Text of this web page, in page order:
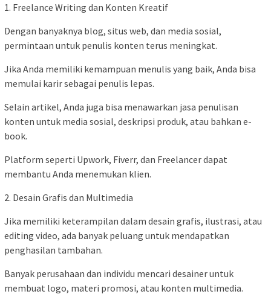
1. Freelance Writing dan Konten Kreatif
Dengan banyaknya blog, situs web, dan media sosial,
permintaan untuk penulis konten terus meningkat.
Jika Anda memiliki kemampuan menulis yang baik, Anda bisa
memulai karir sebagai penulis lepas.
Selain artikel, Anda juga bisa menawarkan jasa penulisan
konten untuk media sosial, deskripsi produk, atau bahkan e-
book.
Platform seperti Upwork, Fiverr, dan Freelancer dapat
membantu Anda menemukan klien.
2. Desain Grafis dan Multimedia
Jika memiliki keterampilan dalam desain grafis, ilustrasi, atau
editing video, ada banyak peluang untuk mendapatkan
penghasilan tambahan.
Banyak perusahaan dan individu mencari desainer untuk
membuat logo, materi promosi, atau konten multimedia.